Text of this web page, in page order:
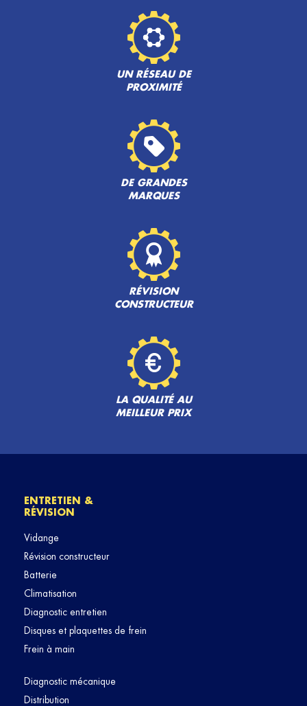
UN RÉSEAU DE
PROXIMITÉ
DE GRANDES
MARQUES
RÉVISION
CONSTRUCTEUR
LA QUALITÉ AU
MEILLEUR PRIX
ENTRETIEN &
RÉVISION
Vidange
Révision constructeur
Batterie
Climatisation
Diagnostic entretien
Disques et plaquettes de frein
Frein à main
Diagnostic mécanique
Distribution